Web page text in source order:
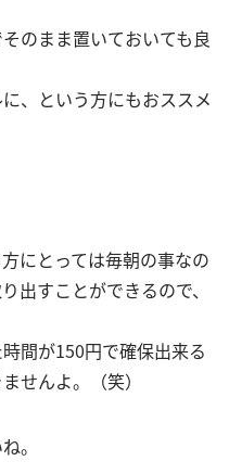
のまま置いておいても良
、という方にもおススメ
にとっては毎朝の事なの
出すことができるので、
間が150円で確保出来る
せんよ。（笑）
。